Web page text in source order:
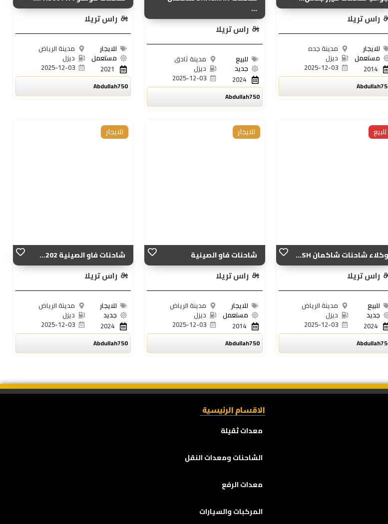
راس تريلا
للايجار
مستعمل
2014
مدينة جده
ديزل
2025-12-03
...
راس تريلا
للبيع
جديد
2024
مدينة ثادق
ديزل
2025-12-03
Abdullah750
راس تريلا
للايجار
مستعمل
2021
مدينة الرياض
ديزل
2025-12-03
Abdullah750
للبيع
وكلاء شاحنات شاكمان SH...
راس تريلا
للبيع
جديد
2024
مدينة الرياض
ديزل
2025-12-03
للايجار
شاحنات فاو الصينية
راس تريلا
للايجار
مستعمل
2014
مدينة الرياض
ديزل
2025-12-03
Abdullah750
للايجار
شاحنات فاو الصينية 202...
راس تريلا
للايجار
جديد
2024
مدينة الرياض
ديزل
2025-12-03
Abdullah750
الاقسام الرئيسية
معدات ثقيلة
الشاحنات ومعدات النقل
معدات الرفع
المركبات والسيارات